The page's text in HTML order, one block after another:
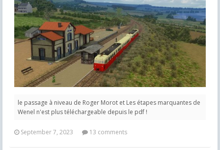
le passage à niveau de Roger Morot et Les étapes marquantes de
Wenel n'est plus téléchargeable depuis le pdf !
September 7, 2023 13 comments